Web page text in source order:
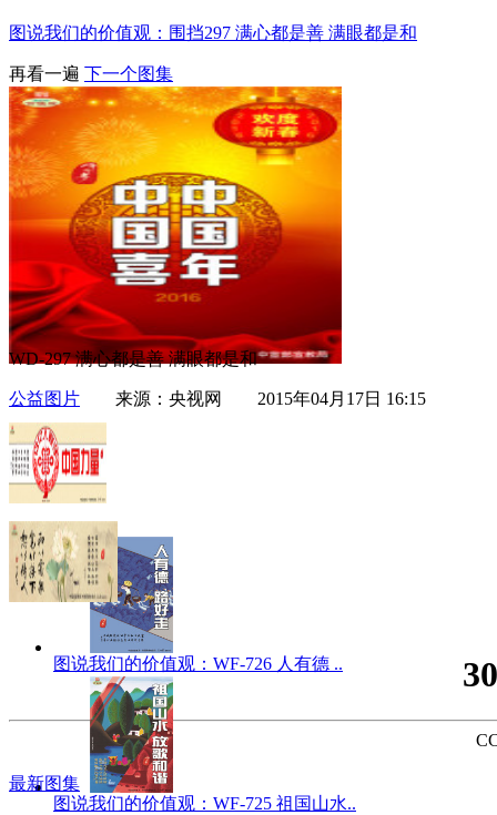
图说我们的价值观：围挡297 满心都是善 满眼都是和
再看一遍 下一个图集
图说我们的价值观：WF-726 人有德 ..
图说我们的价值观：WF-725 祖国山水..
WD-297 满心都是善 满眼都是和
公益图片 来源：央视网 2015年04月17日 16:15
最新图集